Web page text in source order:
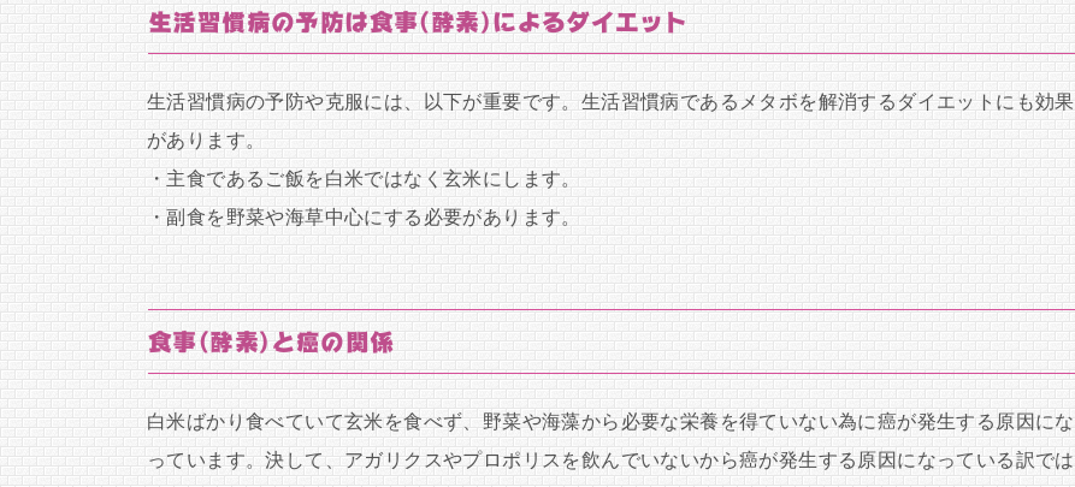
生活習慣病の予防は食事(酵素)によるダイエット
生活習慣病の予防や克服には、以下が重要です。生活習慣病であるメタボを解消するダイエットにも効果
があります。
・主食であるご飯を白米ではなく玄米にします。
・副食を野菜や海草中心にする必要があります。
食事(酵素)と癌の関係
白米ばかり食べていて玄米を食べず、野菜や海藻から必要な栄養を得ていない為に癌が発生する原因にな
っています。決して、アガリクスやプロポリスを飲んでいないから癌が発生する原因になっている訳では